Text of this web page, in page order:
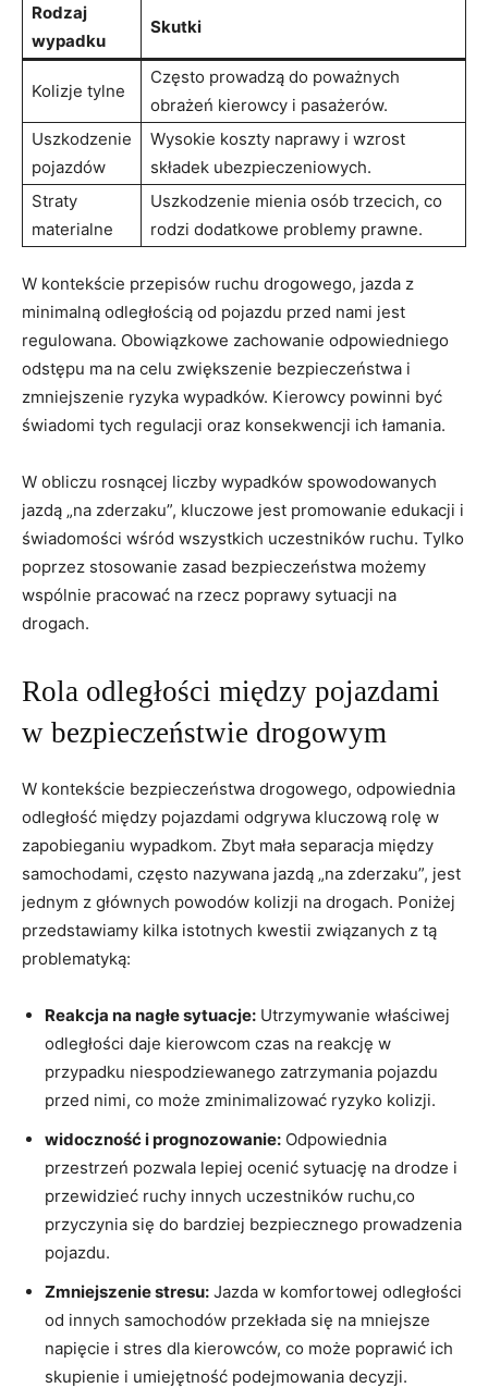
Rodzaj
wypadku
Skutki
Kolizje tylne
Często prowadzą do poważnych
obrażeń kierowcy i pasażerów.
Uszkodzenie
pojazdów
Wysokie koszty naprawy i wzrost
składek ubezpieczeniowych.
Straty
materialne
Uszkodzenie mienia osób trzecich, co
rodzi dodatkowe problemy prawne.
W kontekście przepisów ruchu drogowego, jazda z
minimalną odległością od pojazdu przed nami jest
regulowana. Obowiązkowe zachowanie odpowiedniego
odstępu ma na celu zwiększenie bezpieczeństwa i
zmniejszenie ryzyka wypadków. Kierowcy powinni być
świadomi tych regulacji oraz konsekwencji ich łamania.
W obliczu rosnącej liczby wypadków spowodowanych
jazdą „na zderzaku”, kluczowe jest promowanie edukacji i
świadomości wśród wszystkich uczestników ruchu. Tylko
poprzez stosowanie zasad bezpieczeństwa możemy
wspólnie pracować na rzecz poprawy sytuacji na
drogach.
Rola odległości między pojazdami
w bezpieczeństwie drogowym
W kontekście bezpieczeństwa drogowego, odpowiednia
odległość między pojazdami odgrywa kluczową rolę w
zapobieganiu wypadkom. Zbyt mała separacja między
samochodami, często nazywana jazdą „na zderzaku”, jest
jednym z głównych powodów kolizji na drogach. Poniżej
przedstawiamy kilka istotnych kwestii związanych z tą
problematyką:
Reakcja na nagłe sytuacje: Utrzymywanie właściwej
odległości daje kierowcom czas na reakcję w
przypadku niespodziewanego zatrzymania pojazdu
przed nimi, co może zminimalizować ryzyko kolizji.
widoczność i prognozowanie: Odpowiednia
przestrzeń pozwala lepiej ocenić sytuację na drodze i
przewidzieć ruchy innych uczestników ruchu,co
przyczynia się do bardziej bezpiecznego prowadzenia
pojazdu.
Zmniejszenie stresu: Jazda w komfortowej odległości
od innych samochodów przekłada się na mniejsze
napięcie i stres dla kierowców, co może poprawić ich
skupienie i umiejętność podejmowania decyzji.